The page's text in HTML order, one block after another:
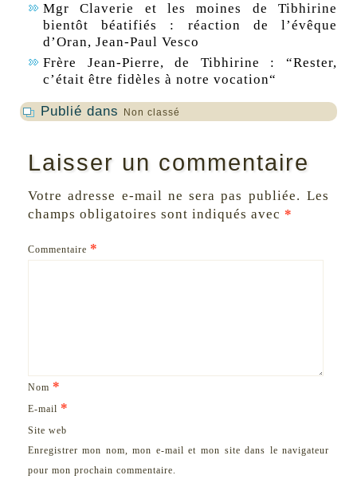
Mgr Claverie et les moines de Tibhirine
bientôt béatifiés : réaction de l’évêque
d’Oran, Jean-Paul Vesco
Frère Jean-Pierre, de Tibhirine : “Rester,
c’était être fidèles à notre vocation“
Publié dans Non classé
Laisser un commentaire
Votre adresse e-mail ne sera pas publiée. Les
champs obligatoires sont indiqués avec *
Commentaire *
Nom *
E-mail *
Site web
Enregistrer mon nom, mon e-mail et mon site dans le navigateur
pour mon prochain commentaire.